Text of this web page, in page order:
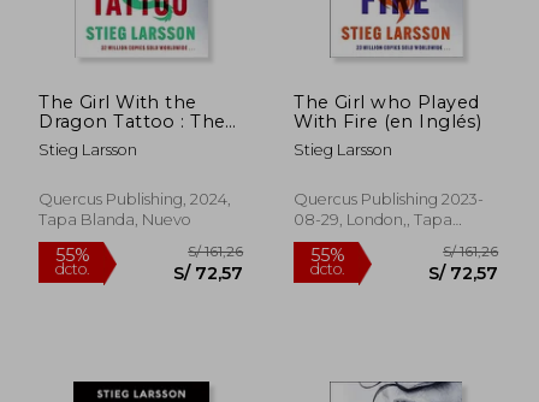
The Girl With the
Dragon Tattoo : The
genre-defining
thriller that
to Lisbeth Salander
(en Inglés)
Stieg Larsson
Quercus Publishing, 2024,
Tapa Blanda, Nuevo
The Girl who Played
With Fire (en Inglés)
Stieg Larsson
Quercus Publishing 2023-
08-29, London,, Tapa
Blanda, Nuevo